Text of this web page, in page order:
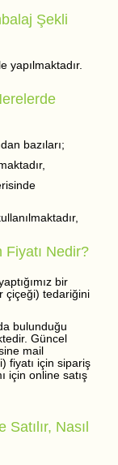
Şekli
yapılmaktadır.
bazıları;
Nedir?
bir
çiçeği) tedariğini
bulunduğu
Güncel
mail
fiyatı için sipariş
için online satış
Nasıl